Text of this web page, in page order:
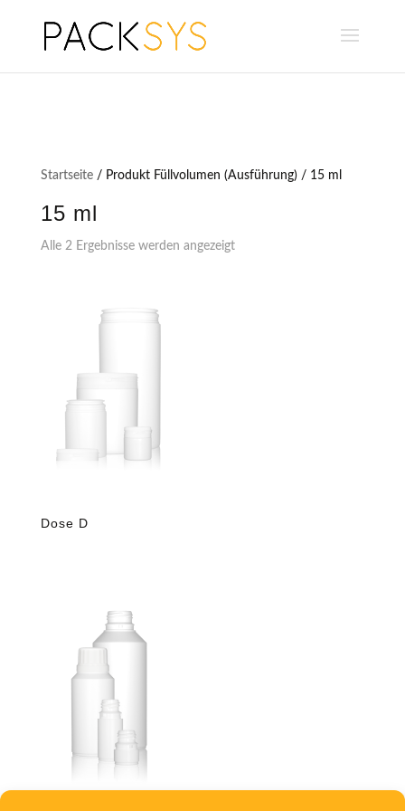
Startseite/ Produkt Füllvolumen (Ausführung) / 15 ml
15 ml
Alle 2 Ergebnisse werden angezeigt
Dose D